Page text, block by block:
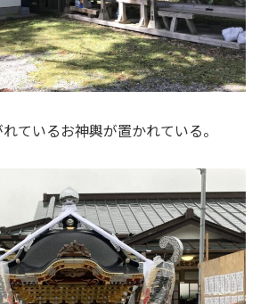
ているお神輿が置かれている。